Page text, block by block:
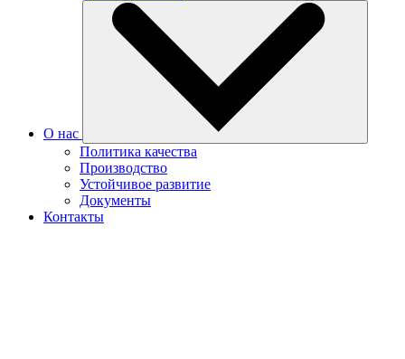
О нас
Политика качества
Производство
Устойчивое развитие
Документы
Контакты